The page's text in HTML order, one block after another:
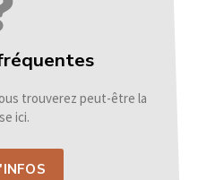
trouverez peut-être la
ici.